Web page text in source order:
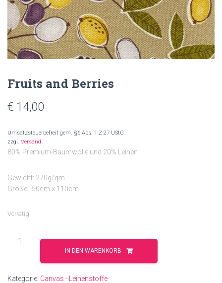
Fruits and Berries
€ 14,00
Umsatzsteuerbefreit gem. §6 Abs. 1 Z 27 UStG
zzgl. Versand
80% Premium-Baumwolle und 20% Leinen
Gewicht: 270g/qm
Größe: 50cm x 110cm
Vorrätig
Fruits
and
IN DEN WARENKORB
Kategorie: Canvas - Leinenstoffe